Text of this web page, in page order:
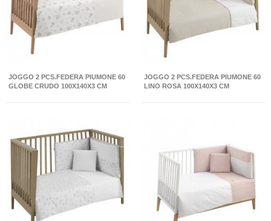
JOGGO 2 PCS.FEDERA PIUMONE 60
GLOBE CRUDO 100X140X3 CM
JOGGO 2 PCS.FEDERA PIUMONE 60
LINO ROSA 100X140X3 CM